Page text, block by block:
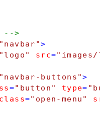
-->
"navbar">
"logo" src="images/
"navbar-buttons">
="button" type=
class="open-menu"